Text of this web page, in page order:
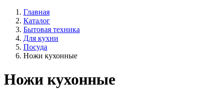
Главная
Каталог
Бытовая техника
Для кухни
Посуда
Ножи кухонные
Ножи кухонные